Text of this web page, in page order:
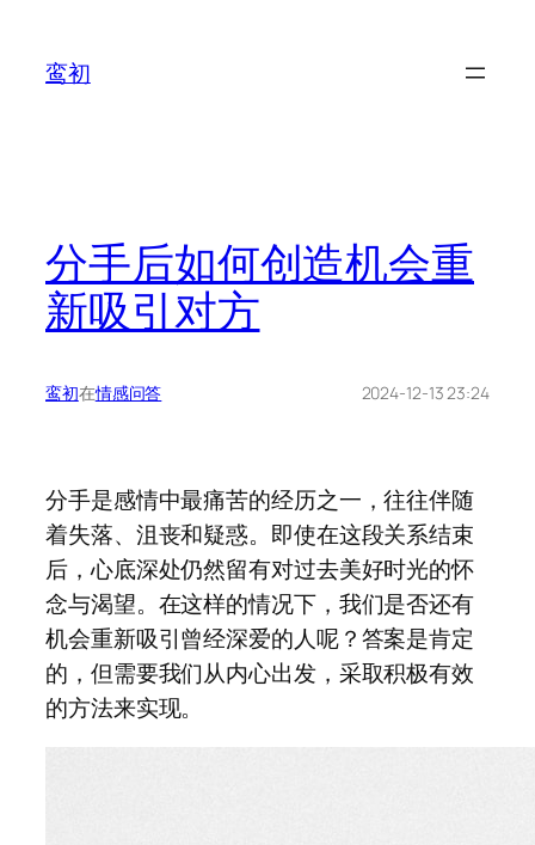
鸾初
分手后如何创造机会重
新吸引对方
鸾初在情感问答 2024-12-13 23:24
分手是感情中最痛苦的经历之一，往往伴随
着失落、沮丧和疑惑。即使在这段关系结束
后，心底深处仍然留有对过去美好时光的怀
念与渴望。在这样的情况下，我们是否还有
机会重新吸引曾经深爱的人呢？答案是肯定
的，但需要我们从内心出发，采取积极有效
的方法来实现。